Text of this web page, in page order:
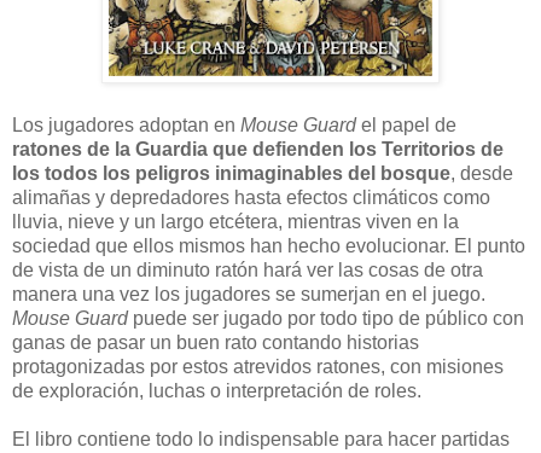
Los jugadores adoptan en Mouse Guardel papel de
ratones de la Guardia que defienden los Territorios de
los todos los peligros inimaginables del bosque, desde
alimañas y depredadores hasta efectos climáticos como
lluvia, nieve y un largo etcétera, mientras viven en la
sociedad que ellos mismos han hecho evolucionar. El punto
de vista de un diminuto ratón hará ver las cosas de otra
manera una vez los jugadores se sumerjan en el juego.
Mouse Guardpuede ser jugado por todo tipo de público con
ganas de pasar un buen rato contando historias
protagonizadas por estos atrevidos ratones, con misiones
de exploración, luchas o interpretación de roles.
El libro contiene todo lo indispensable para hacer partidas